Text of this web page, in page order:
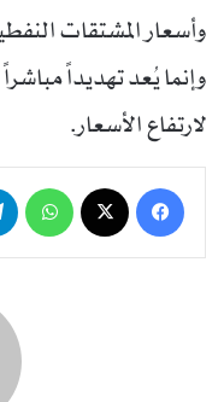
وأسعار المشتقات
وإنما يُعد تهديداً
لارتفاع الأسعار.